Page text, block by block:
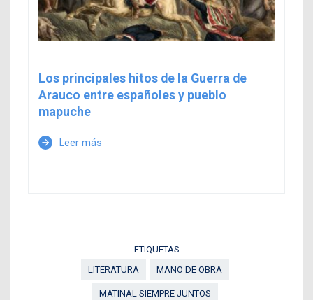
Los principales hitos de la Guerra de
Arauco entre españoles y pueblo
mapuche
arrow_forward Leer más
ETIQUETAS
LITERATURA
MANO DE OBRA
MATINAL SIEMPRE JUNTOS